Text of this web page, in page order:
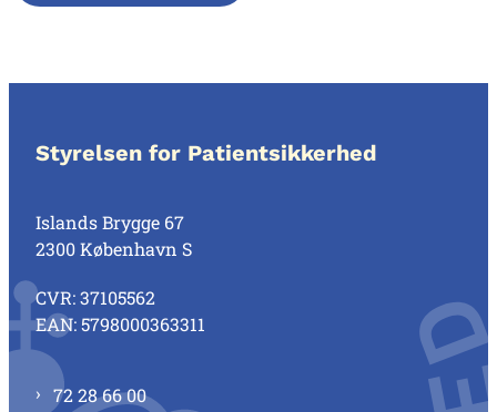
Styrelsen for Patientsikkerhed
Islands Brygge 67
2300 København S
CVR: 37105562
EAN: 5798000363311
72 28 66 00